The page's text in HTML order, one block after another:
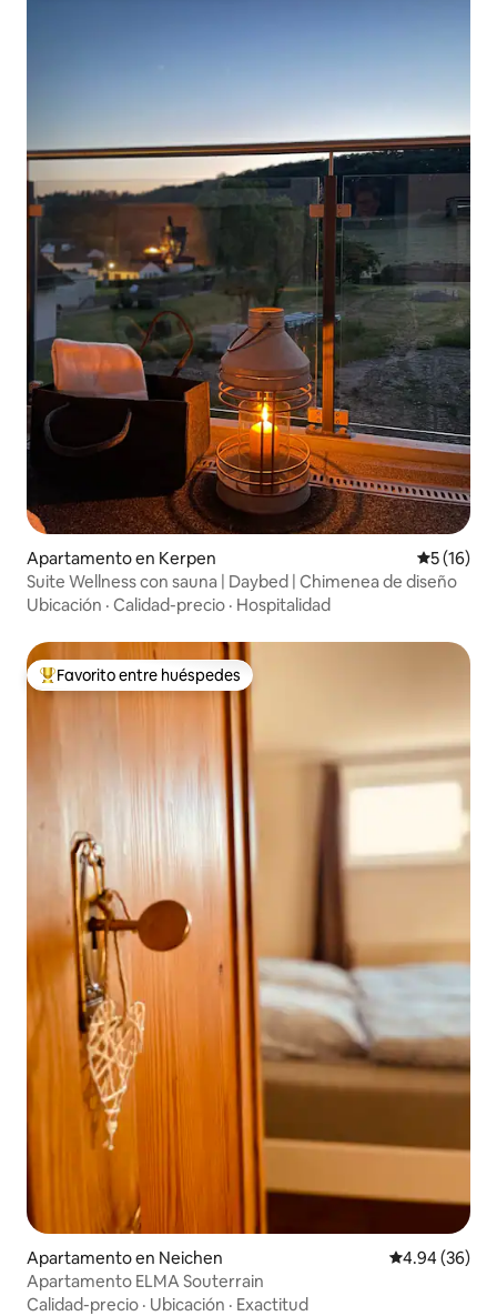
Apartamento en Kerpen
5 (16)
Suite Wellness con sauna | Daybed | Chimenea de diseño
Ubicación · Calidad-precio · Hospitalidad
Favorito entre huéspedes preferido
Favorito entre huéspedes
Apartamento en Neichen Calificación
4.94 (36)
Apartamento ELMA Souterrain
Calidad-precio · Ubicación · Exactitud